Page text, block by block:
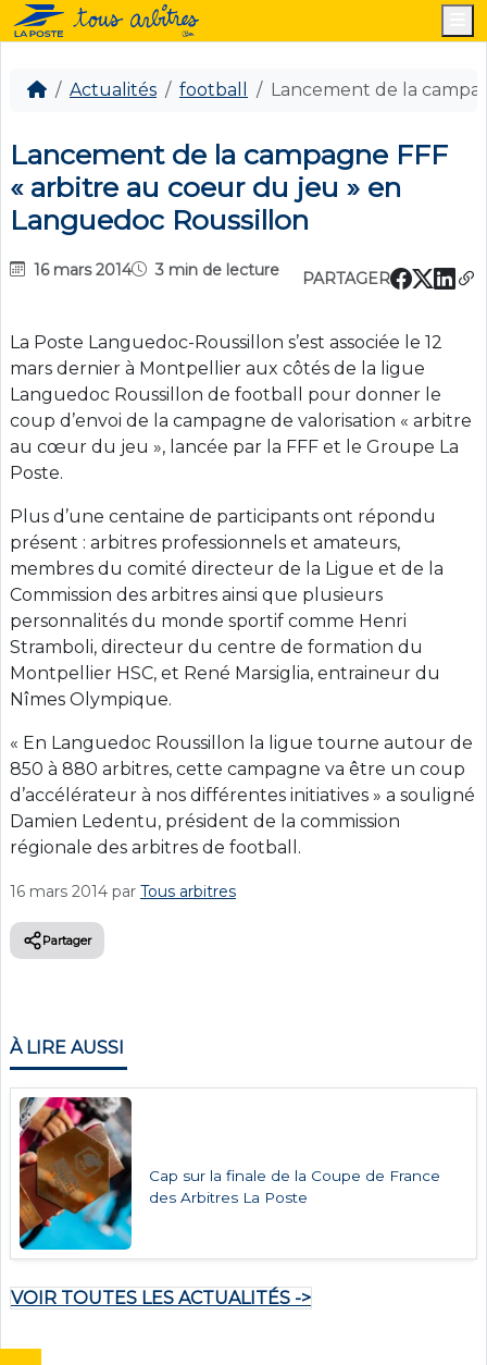
Actualités football Lancement de la
Lancement de la campagne FFF
« arbitre au coeur du jeu » en
Languedoc Roussillon
16 mars 2014 3 min de lecture PARTAGER
La Poste Languedoc-Roussillon s’est associée le 12
mars dernier à Montpellier aux côtés de la ligue
Languedoc Roussillon de football pour donner le
coup d’envoi de la campagne de valorisation « arbitre
au cœur du jeu », lancée par la FFF et le Groupe La
Poste.
Plus d’une centaine de participants ont répondu
présent : arbitres professionnels et amateurs,
membres du comité directeur de la Ligue et de la
Commission des arbitres ainsi que plusieurs
personnalités du monde sportif comme Henri
Stramboli, directeur du centre de formation du
Montpellier HSC, et René Marsiglia, entraineur du
Nîmes Olympique.
« En Languedoc Roussillon la ligue tourne autour de
850 à 880 arbitres, cette campagne va être un coup
d’accélérateur à nos différentes initiatives » a souligné
Damien Ledentu, président de la commission
régionale des arbitres de football.
16 mars 2014 par Tous arbitres
Partager
À LIRE AUSSI
Cap sur la finale de la Coupe de France
des Arbitres La Poste
VOIR TOUTES LES ACTUALITÉS ->